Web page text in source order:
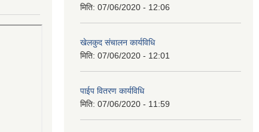
मिति: 07/06/2020 - 12:06
खेलकुद संचालन कार्यविधि
मिति: 07/06/2020 - 12:01
पाईप वितरण कार्यविधि
मिति: 07/06/2020 - 11:59